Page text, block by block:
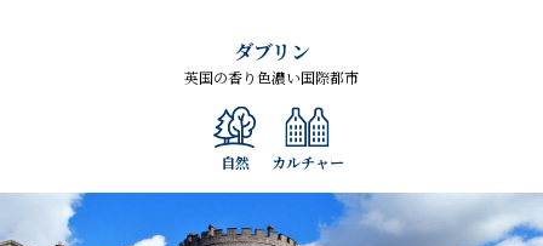
ダブリン
英国の香り色濃い国際都市
自然 カルチャー